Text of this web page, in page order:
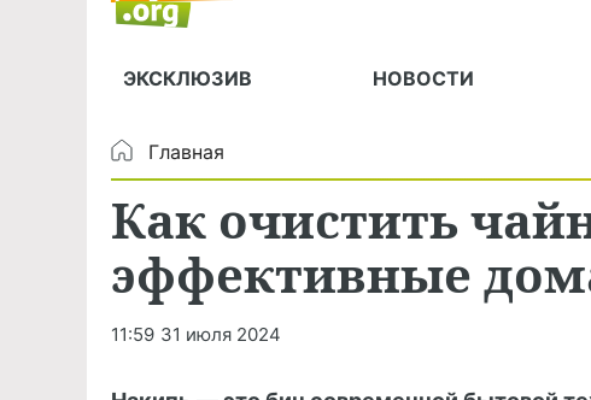
ЭКСКЛЮЗИВ НОВОСТИ
Главная
Как очистить
эффективные
11:59 31 июля 2024